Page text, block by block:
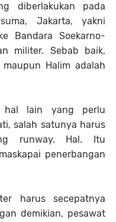
diberlakukan pada
Jakarta, yakni
Bandara Soekarno-
militer. Sebab baik,
Halim adalah
hal lain yang perlu
salah satunya harus
runway. Hal. Itu
penerbangan
harus secepatnya
demikian, pesawat